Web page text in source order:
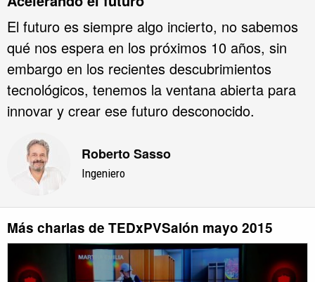
El futuro es siempre algo incierto, no sabemos
qué nos espera en los próximos 10 años, sin
embargo en los recientes descubrimientos
tecnológicos, tenemos la ventana abierta para
innovar y crear ese futuro desconocido.
Roberto Sasso
Ingeniero
Más charlas de TEDxPVSalón mayo 2015